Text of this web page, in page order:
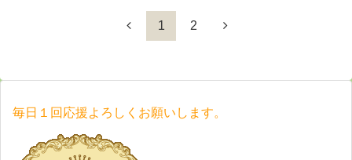
1 2
毎日１回応援よろしくお願いします。